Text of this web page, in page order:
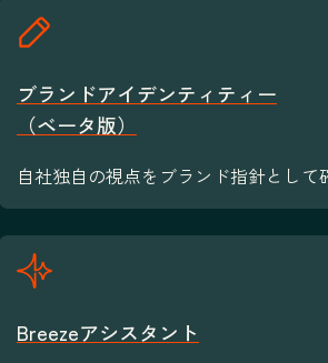
ブランドアイデンティティー
（ベータ版）
自社独自の視点をブランド指針とし
Breezeアシスタント